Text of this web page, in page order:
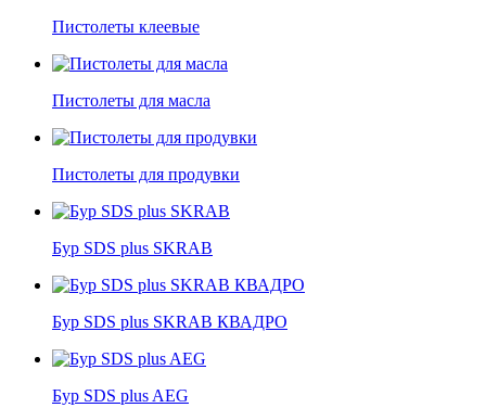
Пистолеты клеевые
Пистолеты для масла
Пистолеты для продувки
Бур SDS plus SKRAB
Бур SDS plus SKRAB КВАДРО
Бур SDS plus AEG